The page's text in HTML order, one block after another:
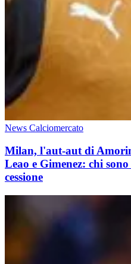
News Calciomercato
Milan, l'aut-aut di
Leao e Gimenez: chi
cessione